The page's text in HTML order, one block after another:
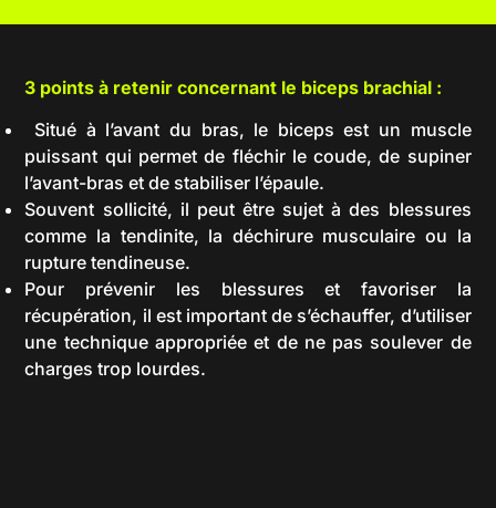
3 points à retenir concernant le biceps brachial :
Situé à l’avant du bras, le biceps est un muscle
puissant qui permet de fléchir le coude, de supiner
l’avant-bras et de stabiliser l’épaule.
Souvent sollicité, il peut être sujet à des blessures
comme la tendinite, la déchirure musculaire ou la
rupture tendineuse.
Pour prévenir les blessures et favoriser la
récupération, il est important de s’échauffer, d’utiliser
une technique appropriée et de ne pas soulever de
charges trop lourdes.